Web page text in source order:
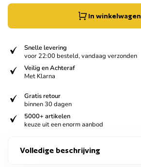
In winkelwagen
verified
Snelle levering
voor 22:00 besteld, vandaag verzonden
verified
Veilig en Achteraf
Met Klarna
verified
Gratis retour
binnen 30 dagen
verified
5000+ artikelen
keuze uit een enorm aanbod
Volledige beschrijving